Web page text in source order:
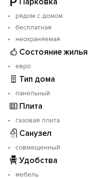
Ждём Вас в гости.
рядом с домом
бесплатная
неохраняемая
Состояние жилья
евро
Тип дома
панельный
Плита
газовая плита
Санузел
совмещенный
Удобства
мебель